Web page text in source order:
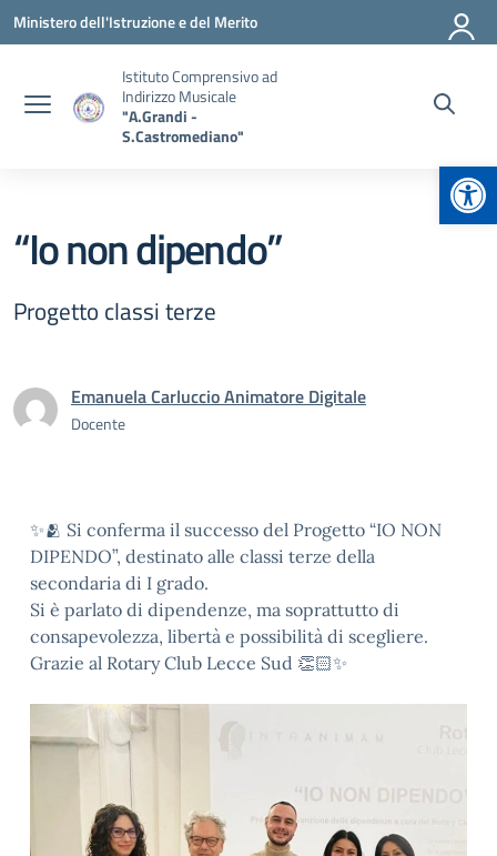
Vai ai contenuti
Vai al menu di navigazione
Vai al footer
Ministero dell'Istruzione e del Merito
Istituto Comprensivo ad
Indirizzo Musicale
"A.Grandi -
S.Castromediano"
“Io non dipendo”
Progetto classi terze
Emanuela Carluccio Animatore Digitale
Docente
✨️🫂 Si conferma il successo del Progetto “IO NON
DIPENDO”, destinato alle classi terze della
secondaria di I grado.
Si è parlato di dipendenze, ma soprattutto di
consapevolezza, libertà e possibilità di scegliere.
Grazie al Rotary Club Lecce Sud 👏🏻✨️